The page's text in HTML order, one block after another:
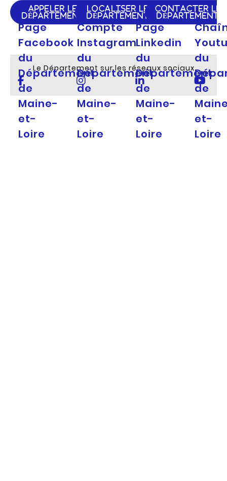
APPELER LE
DÉPARTEMENT
LOCALISER LE
DÉPARTEMENT
CONTACTER LE
DÉPARTEMENT
Le Département sur les réseaux sociaux
Page
Facebook
du
Département
de
Maine-
et-
Loire
Compte
Instagram
du
Département
de
Maine-
et-
Loire
Page
Linkedin
du
Département
de
Maine-
et-
Loire
du
de
et-
Loire